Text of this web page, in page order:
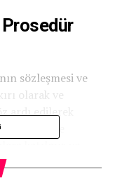
sözleşmesi ve
olarak ve
edilerek
federal ve
amacı taşıdığı